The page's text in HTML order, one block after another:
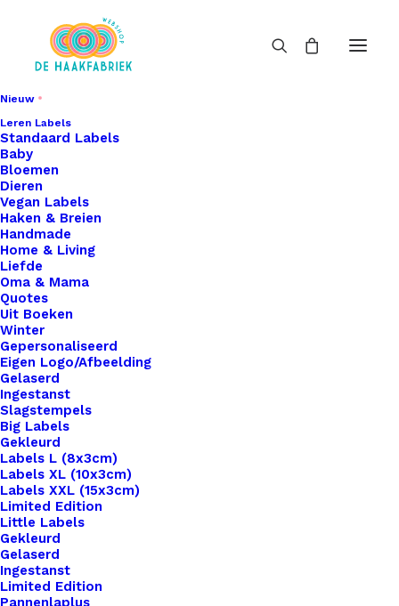
Nieuw
Leren Labels
Standaard Labels
Baby
Bloemen
Dieren
Vegan Labels
Haken & Breien
Handmade
Home & Living
Liefde
Oma & Mama
Quotes
Uit Boeken
Winter
Gepersonaliseerd
Eigen Logo/Afbeelding
Gelaserd
Ingestanst
Slagstempels
Big Labels
Gekleurd
Labels L (8x3cm)
Labels XL (10x3cm)
Labels XXL (15x3cm)
Limited Edition
Little Labels
Gekleurd
Gelaserd
Ingestanst
Limited Edition
Pannenlaplus
Home Leren Labels
Rond Leren Label
Koe